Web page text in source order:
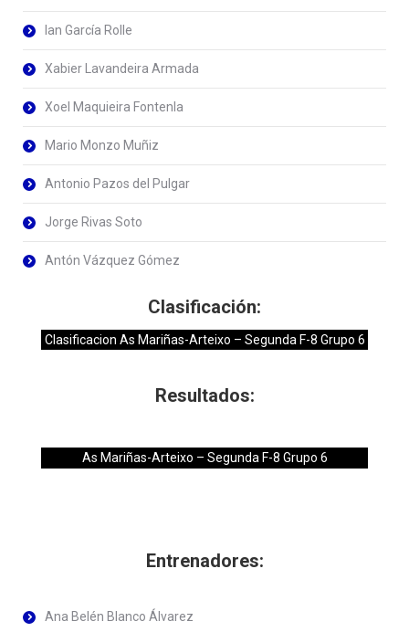
Ian García Rolle
Xabier Lavandeira Armada
Xoel Maquieira Fontenla
Mario Monzo Muñiz
Antonio Pazos del Pulgar
Jorge Rivas Soto
Antón Vázquez Gómez
Clasificación:
Clasificacion As Mariñas-Arteixo – Segunda F-8 Grupo 6
Resultados:
As Mariñas-Arteixo – Segunda F-8 Grupo 6
Entrenadores:
Ana Belén Blanco Álvarez